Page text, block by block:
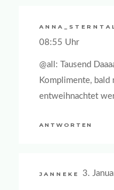
08:55 Uhr
@all: Tausend
Komplimente, bald
entweihnachtet
ANTWORTEN
JANNEKE 3.